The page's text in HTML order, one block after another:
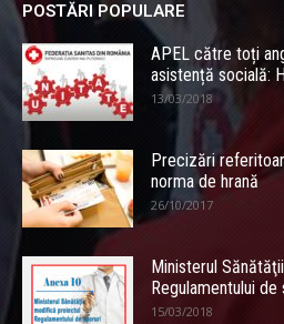
POSTĂRI POPULARE
APEL către toți
asistență socială:
13/03/2018
Precizări
norma de hrană
26/10/2017
Ministerul
Regulamentului de
15/03/2018